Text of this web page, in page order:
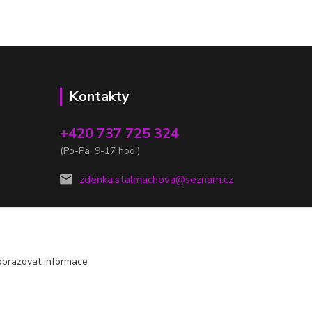
Kontakty
+420 737 725 324
(Po-Pá, 9-17 hod.)
zdenka.stalmachova@seznam.cz
informace